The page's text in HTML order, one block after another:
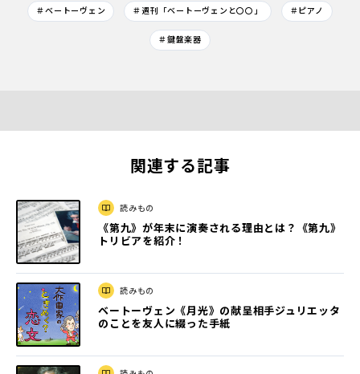
＃ベートーヴェン ＃週刊「ベートーヴェンと〇〇」 ＃ピアノ
＃鍵盤楽器
関連する記事
読みもの
《第九》が年末に演奏される理由とは？《第九》
トリビアを紹介！
読みもの
ベートーヴェン《月光》の献呈相手ジュリエッタ
のことを友人に綴った手紙